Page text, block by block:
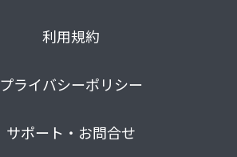
利用規約
プライバシーポリシー
サポート・お問合せ